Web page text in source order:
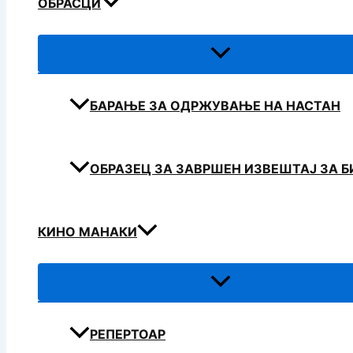
ОБРАСЦИ
БАРАЊЕ ЗА ОДРЖУВАЊЕ НА НАСТАН
ОБРАЗЕЦ ЗА ЗАВРШЕН ИЗВЕШТАЈ ЗА
КИНО МАНАКИ
РЕПЕРТОАР